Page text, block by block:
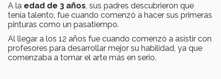
A la edad de 3 años , sus padres descubrieron que
tenía talento, fue cuando comenzó a hacer sus primeras
pinturas como un pasatiempo.
Al llegar a los 12 años fue cuando comenzó a asistir con
profesores para desarrollar mejor su habilidad, ya que
comenzaba a tomar el arte más en serio.